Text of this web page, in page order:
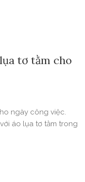
tơ tằm cho
ngày công việc.
áo lụa tơ tằm trong